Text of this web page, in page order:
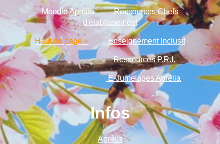
Moodle Aprélia
Ressources Chefs
d'établissement
Haut de page » Enseignement Inclusif
Ressources P.R.I.
E-Jumelages Aprélia
Infos
Aprélia